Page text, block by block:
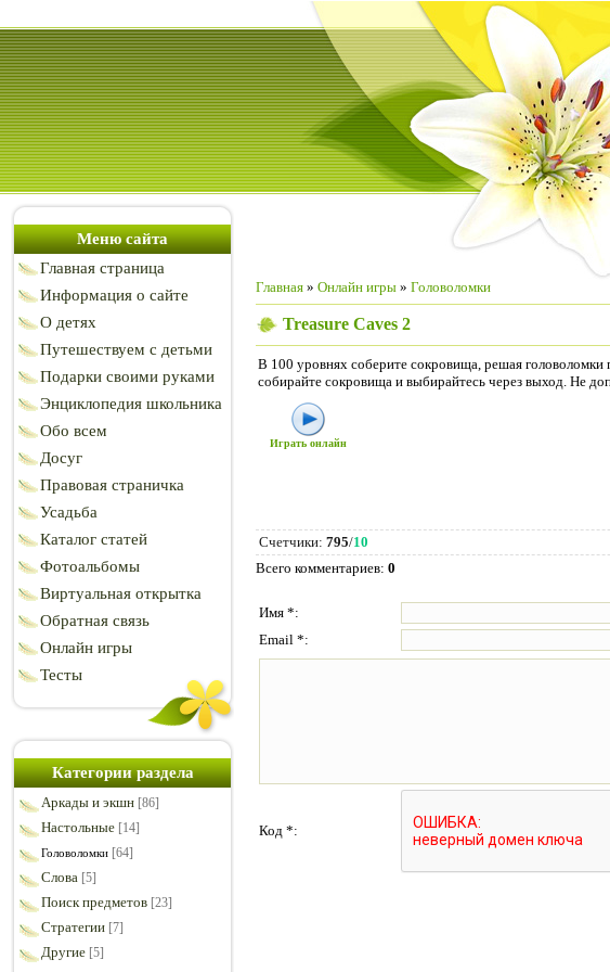
Меню сайта
Главная страница
Информация о сайте
О детях
Путешествуем с детьми
Подарки своими руками
Энциклопедия школьника
Обо всем
Досуг
Правовая страничка
Усадьба
Каталог статей
Фотоальбомы
Виртуальная открытка
Обратная связь
Онлайн игры
Тесты
Категории раздела
Аркады и экшн [86]
Настольные [14]
Головоломки [64]
Слова [5]
Поиск предметов [23]
Стратегии [7]
Другие [5]
Главная » Онлайн игры » Головоломки
Treasure Caves 2
В 100 уровнях соберите сокровища, решая головоломки
собирайте сокровища и выбирайтесь через выход. Не
Играть онлайн
Счетчики: 795/10
Всего комментариев: 0
Имя *:
Email *:
Код *: